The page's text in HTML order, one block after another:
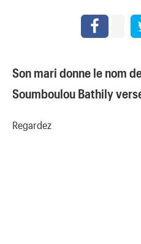
Son mari donne le nom
Soumboulou Bathily
Regardez